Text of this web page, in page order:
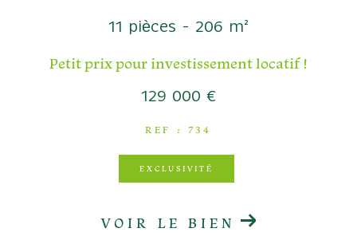
11 pièces - 206 m²
Petit prix pour investissement locatif !
129 000 €
REF : 734
EXCLUSIVITÉ
VOIR LE BIEN
COUPS DE COEUR